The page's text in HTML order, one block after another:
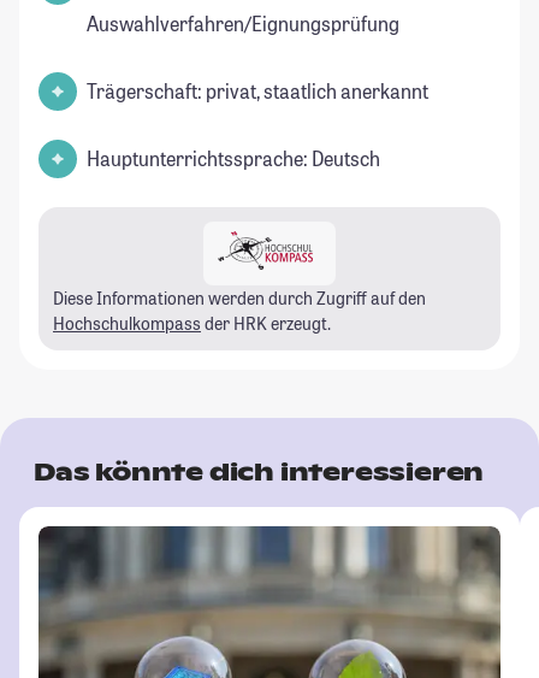
Auswahlverfahren/Eignungsprüfung
Trägerschaft: privat, staatlich anerkannt
Hauptunterrichtssprache: Deutsch
Diese Informationen werden durch Zugriff auf den
Hochschulkompass der HRK erzeugt.
Das könnte dich interessieren